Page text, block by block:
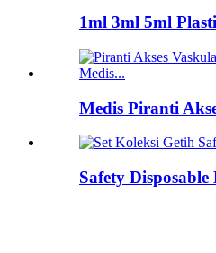
1ml 3ml 5ml
Medis Piranti
Safety Disposable